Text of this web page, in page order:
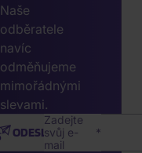
Naše
odběratele
navíc
odměňujeme
mimořádnými
slevami.
Zadejte
svůj e-
mail
ODESLAT